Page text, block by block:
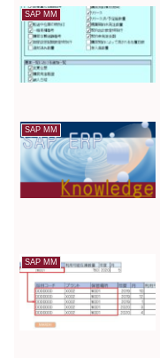
SAP MM
SAP MM
SAP MM